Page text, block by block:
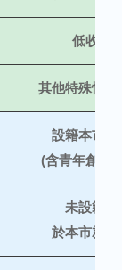
低收入
其他特殊情形
設籍本市市
(含青年創新
未設籍本
於本市就學